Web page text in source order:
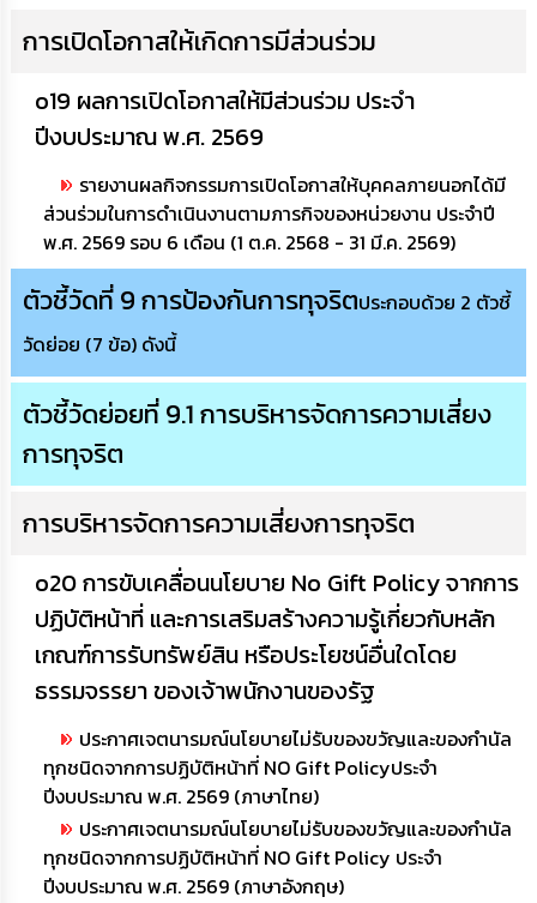
การเปิดโอกาสให้เกิดการมีส่วนร่วม
o19 ผลการเปิดโอกาสให้มีส่วนร่วม ประจำ
ปีงบประมาณ พ.ศ. 2569
รายงานผลกิจกรรมการเปิดโอกาสให้บุคคลภายนอกได้มี
ส่วนร่วมในการดำเนินงานตามภารกิจของหน่วยงาน ประจำปี
พ.ศ. 2569 รอบ 6 เดือน (1 ต.ค. 2568 - 31 มี.ค. 2569)
ตัวชี้วัดที่ 9 การป้องกันการทุจริตประกอบด้วย 2 ตัวชี้
วัดย่อย (7 ข้อ) ดังนี้
ตัวชี้วัดย่อยที่ 9.1 การบริหารจัดการความเสี่ยง
การทุจริต
การบริหารจัดการความเสี่ยงการทุจริต
o20 การขับเคลื่อนนโยบาย No Gift Policy จากการ
ปฏิบัติหน้าที่ และการเสริมสร้างความรู้เกี่ยวกับหลัก
เกณฑ์การรับทรัพย์สิน หรือประโยชน์อื่นใดโดย
ธรรมจรรยา ของเจ้าพนักงานของรัฐ
ประกาศเจตนารมณ์นโยบายไม่รับของขวัญและของกำนัล
ทุกชนิดจากการปฏิบัติหน้าที่ NO Gift Policyประจำ
ปีงบประมาณ พ.ศ. 2569 (ภาษาไทย)
ประกาศเจตนารมณ์นโยบายไม่รับของขวัญและของกำนัล
ทุกชนิดจากการปฏิบัติหน้าที่ NO Gift Policy ประจำ
ปีงบประมาณ พ.ศ. 2569 (ภาษาอังกฤษ)